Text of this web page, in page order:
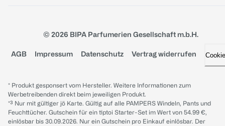
© 2026 BIPA Parfumerien Gesellschaft m.b.H.
AGB Impressum Datenschutz Vertrag widerrufen
* Produkt gesponsert vom Hersteller. Weitere Informationen zum
Werbetreibenden direkt beim jeweiligen Produkt.
*³ Nur mit gültiger jö Karte. Gültig auf alle PAMPERS Windeln, Pants und
Feuchttücher. Gutschein für ein tiptoi Starter-Set im Wert von 54.99 €,
einlösbar bis 30.09.2026. Nur ein Gutschein pro Einkauf einlösbar. Der